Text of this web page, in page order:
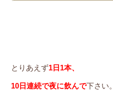
とりあえず1日1本、
10日連続で夜に飲んで下さい。